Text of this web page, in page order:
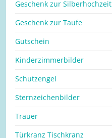
Geschenk zur Silberhochzeit
Geschenk zur Taufe
Gutschein
Kinderzimmerbilder
Schutzengel
Sternzeichenbilder
Trauer
Türkranz Tischkranz